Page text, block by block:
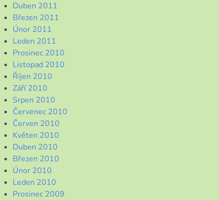
Duben 2011
Březen 2011
Únor 2011
Leden 2011
Prosinec 2010
Listopad 2010
Říjen 2010
Září 2010
Srpen 2010
Červenec 2010
Červen 2010
Květen 2010
Duben 2010
Březen 2010
Únor 2010
Leden 2010
Prosinec 2009